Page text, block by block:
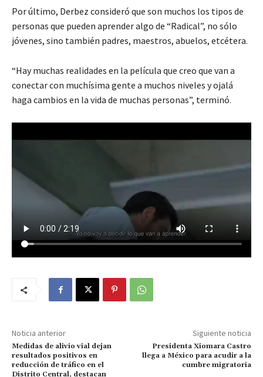
Por último, Derbez consideró que son muchos los tipos de
personas que pueden aprender algo de “Radical”, no sólo
jóvenes, sino también padres, maestros, abuelos, etcétera.
“Hay muchas realidades en la película que creo que van a
conectar con muchísima gente a muchos niveles y ojalá
haga cambios en la vida de muchas personas”, terminó.
Noticia anterior
Medidas de alivio vial dejan
resultados positivos en
reducción de tráfico en el
Distrito Central, destacan
Siguiente noticia
Presidenta Xiomara Castro
llega a México para acudir a la
cumbre migratoria